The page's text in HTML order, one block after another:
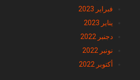
فبراير 2023
يناير 2023
دجنبر 2022
نونبر 2022
أكتوبر 2022